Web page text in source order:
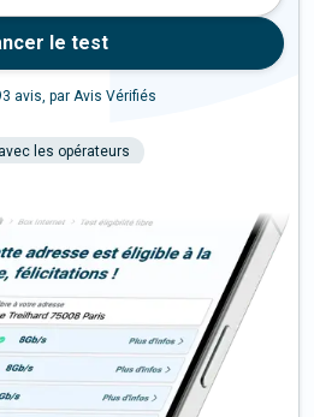
le test
avis, par Avis Vérifiés
les opérateurs